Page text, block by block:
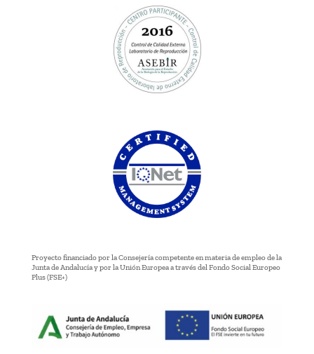
Proyecto financiado por la Consejería competente en materia de empleo de la
Junta de Andalucía y por la Unión Europea a través del Fondo Social Europeo
Plus (FSE+)